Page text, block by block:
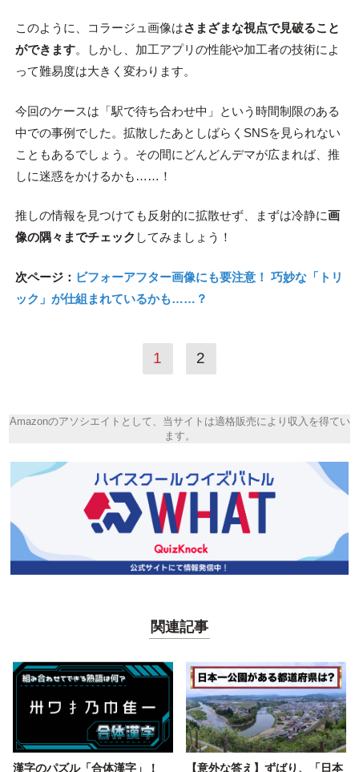
このように、コラージュ画像はさまざまな視点で見破ること
ができます。しかし、加工アプリの性能や加工者の技術によ
って難易度は大きく変わります。
今回のケースは「駅で待ち合わせ中」という時間制限のある
中での事例でした。拡散したあとしばらくSNSを見られない
こともあるでしょう。その間にどんどんデマが広まれば、推
しに迷惑をかけるかも……！
推しの情報を見つけても反射的に拡散せず、まずは冷静に画
像の隅々までチェック してみましょう！
次ページ： ビフォーアフター画像にも要注意！ 巧妙な「トリ
ック」が仕組まれているかも……？
1 2
Amazonのアソシエイトとして、当サイトは適格販売により収入を得てい
ます。
関連記事
漢字のパズル「合体漢字」！
【意外な答え】ずばり、「日本